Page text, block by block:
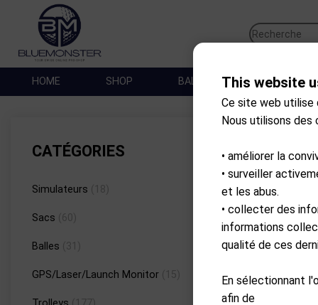
HOME SHOP BALLES DE GOLF
CATÉGORIES
Simulateurs
Sacs
Balles
GPS/Laser/Launch Monitor
This website
Ce site web utilise
Nous utilisons des
• améliorer la
• surveiller
et les abus.
• collecter des
informations
qualité de ces
En sélectionnant
afin de